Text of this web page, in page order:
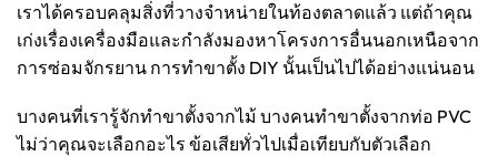
เราได้ครอบคลุมสิ่งที่วางจำหน่ายในท้องตลาดแล้ว แต่ถ้าคุณ
เก่งเรื่องเครื่องมือและกำลังมองหาโครงการอื่นนอกเหนือจาก
การซ่อมจักรยาน การทำขาตั้ง DIY นั้นเป็นไปได้อย่างแน่นอน
บางคนที่เรารู้จักทำขาตั้งจากไม้ บางคนทำขาตั้งจากท่อ PVC
ไม่ว่าคุณจะเลือกอะไร ข้อเสียทั่วไปเมื่อเทียบกับตัวเลือก